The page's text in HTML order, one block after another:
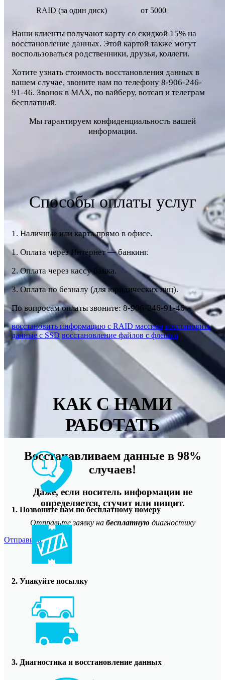
Восстанавливаем данные в 98%
случаев!
Даже, если носитель информации не
определяется, стучит или пищит.
Отправьте заявку на бесплатную диагностику
Отправить
RAID (за один диск) от 5000
Наши клиенты получают карту со скидкой 15% на
восстановление данных. Этой картой также могут
воспользоваться родственники, друзья, коллеги.
Хотите узнать стоимость восстановления данных в
вашем случае, звоните нам по телефону 8-906-246-
91-46. Звонок в MAX, по вайберу, вотсап и телеграм
бесплатный.
Мы гарантируем конфиденциальность вашей
информации.
Способы оплаты услуг
1. Наличные или карта прямо в офисе.
1. Оплата через Интернет — банкинг.
2. Оплата через кассу банка.
3. Оплата по безналу (для юридических лиц).
По вопросам оплаты звоните: 8-906-246-91-46
восстановить информацию с RAID массива восстановить
данные с SSD восстановление файлов с флешки
КАК С НАМИ
РАБОТАТЬ
1. Позвоните нам по бесплатному номеру
2. Упакуйте посылку
3. Диагностика и восстановление данных